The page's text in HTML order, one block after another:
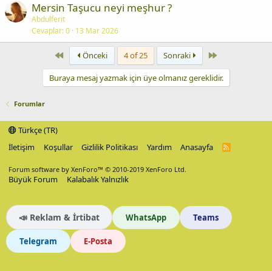
Mersin Taşucu neyi meşhur ?
Abdulferit
Cevaplar 0 13 Mar 2026
First Önceki 4 of 25 Sonraki Last
Buraya mesaj yazmak için üye olmanız gereklidir.
Forumlar
Türkçe (TR)
İletişim
Koşullar Gizlilik Politikası Yardım Anasayfa
R
Forum software by XenForo™ © 2010-2019 XenForo Ltd.
Büyük Forum Kalabalık Yalnızlık
📣 Reklam & İrtibat WhatsApp Teams
Telegram E-Posta